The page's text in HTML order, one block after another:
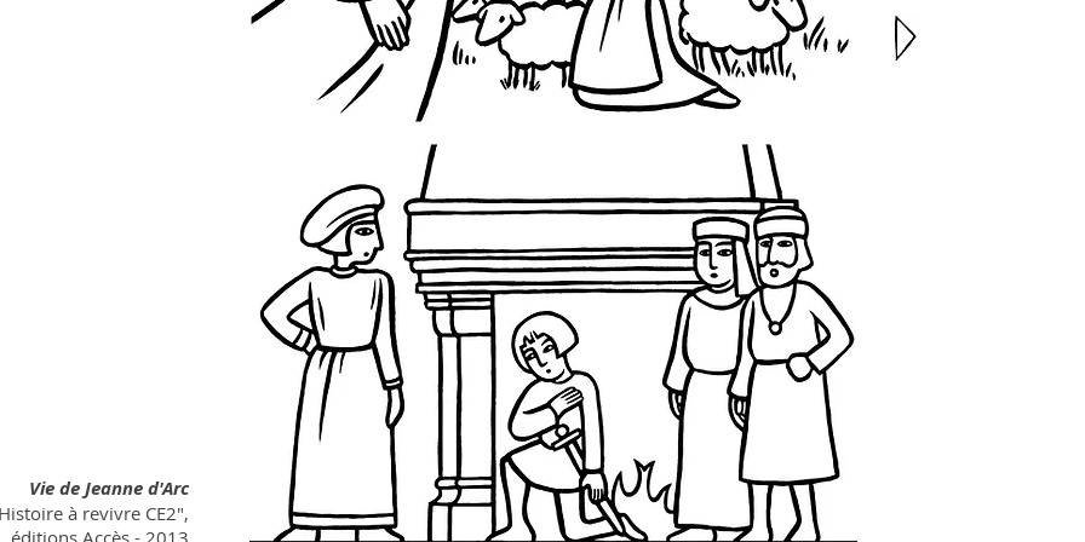
Vie de Jeanne d'Arc
à revivre CE2",
éditions Accès - 2013